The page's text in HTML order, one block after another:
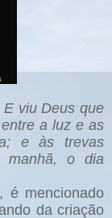
E viu Deus que
a luz e as
e às trevas
o dia
é mencionado
da criação